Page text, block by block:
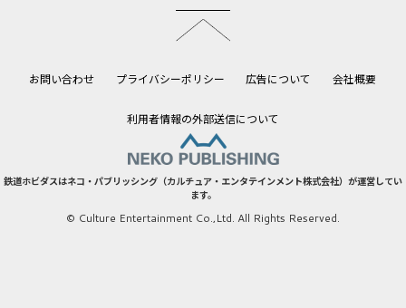
お問い合わせ プライバシーポリシー 広告について 会社概要
利用者情報の外部送信について
鉄道ホビダスはネコ・パブリッシング（カルチュア・エンタテインメント株式会社）が運営してい
ます。
© Culture Entertainment Co.,Ltd. All Rights Reserved.